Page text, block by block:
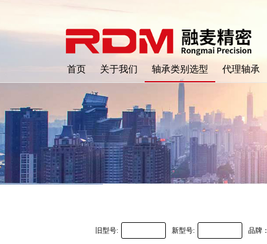
首页 关于我们 轴承类别选型 代理轴承
旧型号: 新型号: 品牌：